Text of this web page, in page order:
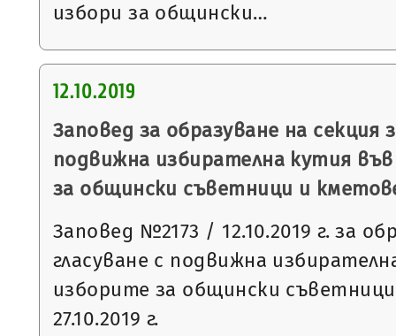
избори за общински…
12.10.2019
Заповед за образуване на секция
подвижна избирателна кутия
за общински съветници и кметове
Заповед №2173 / 12.10.2019 г. за
гласуване с подвижна
изборите за общински
27.10.2019 г.